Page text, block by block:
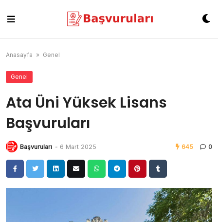
content
Anasayfa » Genel
Genel
Ata Üni Yüksek Lisans
Başvuruları
Başvuruları - 6 Mart 2025 645 0